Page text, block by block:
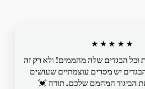
★★★★★
וכל הבגדים שלה מהממים! ולא רק זה
יש מסרים עוצמתיים שעושים
הביגוד המהמם שלכם. תודה 💓